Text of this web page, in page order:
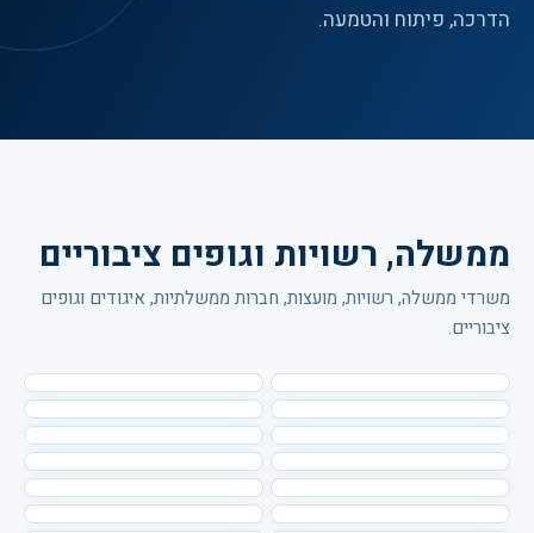
הדרכה, פיתוח והטמעה.
ממשלה, רשויות וגופים ציבוריים
משרדי ממשלה, רשויות, מועצות, חברות ממשלתיות, איגודים וגופים
ציבוריים.